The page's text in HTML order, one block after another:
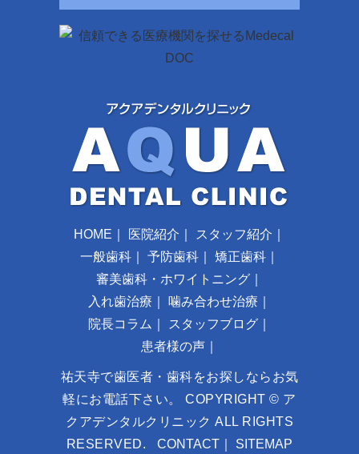
HOME 医院紹介 スタッフ紹介
一般歯科
予防歯科 矯正歯科
審美歯科・ホワイトニング
入れ歯治療
噛み合わせ治療
院長コラム
スタッフブログ
患者様の声
祐天寺で歯医者・歯科をお探しならお気
軽にお電話下さい。 COPYRIGHT © ア
クアデンタルクリニック ALL RIGHTS
RESERVED.
CONTACT SITEMAP